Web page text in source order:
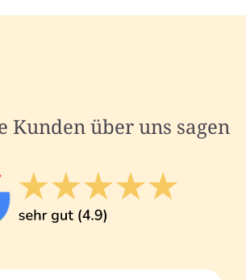
Kunden über uns sagen